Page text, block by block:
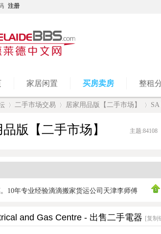
注册
家居闲置 买房卖房 整租
二手市场交易 居家用品版【二手市场】 SA
版【二手市场】 主题:84108
10年专业经验滴滴搬家货运公司天津李师傅
and Gas Centre - 出售二手電器 [复制